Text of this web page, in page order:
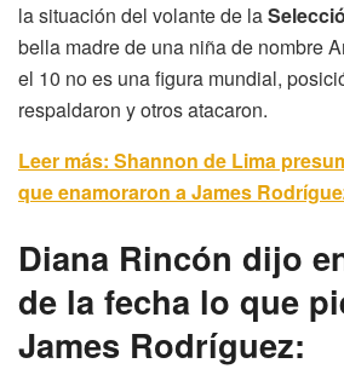
la situación del volante de la
bella madre de una niña de nombre
el 10 no es una figura mundial,
respaldaron y otros atacaron.
Leer más: Shannon de Lima
que enamoraron a James
Diana Rincón dijo
de la fecha lo que
James Rodríguez: